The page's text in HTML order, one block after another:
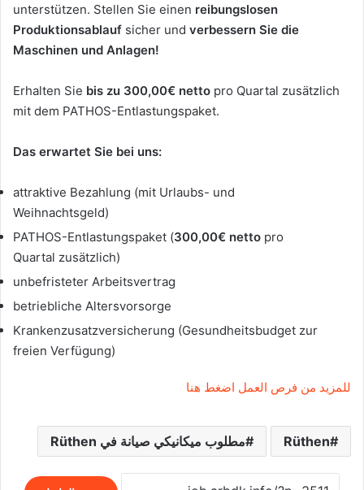
unterstützen. Stellen Sie einen reibungslosen
Produktionsablauf sicher und verbessern Sie die
Maschinen und Anlagen!
Erhalten Sie bis zu 300,00€ netto pro Quartal zusätzlich
mit dem PATHOS-Entlastungspaket.
Das erwartet Sie bei uns:
attraktive Bezahlung (mit Urlaubs- und
Weihnachtsgeld)
PATHOS-Entlastungspaket (300,00€ netto pro
Quartal zusätzlich)
unbefristeter Arbeitsvertrag
betriebliche Altersvorsorge
Krankenzusatzversicherung (Gesundheitsbudget zur
freien Verfügung)
للمزيد من فرص العمل اضغط هنا
Rüthen مطلوب ميكانيكي صيانة في Rüthen